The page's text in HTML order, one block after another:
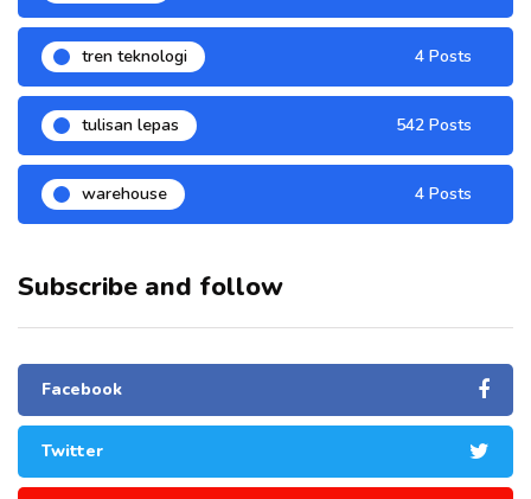
tren teknologi 4 Posts
tulisan lepas 542 Posts
warehouse 4 Posts
Subscribe and follow
Facebook
Twitter